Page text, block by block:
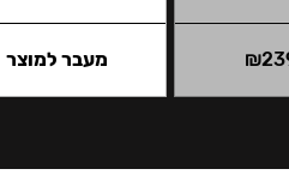
₪ מעבר למוצר